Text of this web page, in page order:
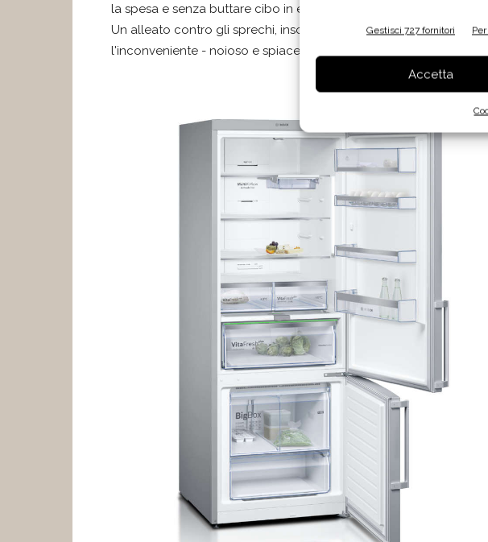
Gestisci 727 fornitori
Accetta
la spesa e senza buttare cibo in eccesso.
Un alleato contro gli sprechi, insomma, ma anche un sistema che
l'inconveniente - noioso e spiacevole – della formazione del